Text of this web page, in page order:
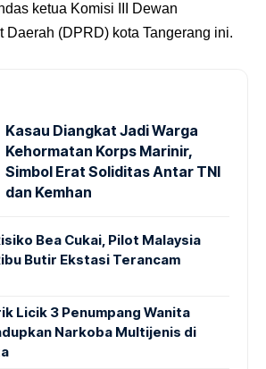
ketua Komisi III Dewan
Daerah (DPRD) kota Tangerang ini.
Kasau Diangkat Jadi Warga
Kehormatan Korps Marinir,
Simbol Erat Soliditas Antar TNI
dan Kemhan
Bea Cukai, Pilot Malaysia
Butir Ekstasi Terancam
Licik 3 Penumpang Wanita
Narkoba Multijenis di